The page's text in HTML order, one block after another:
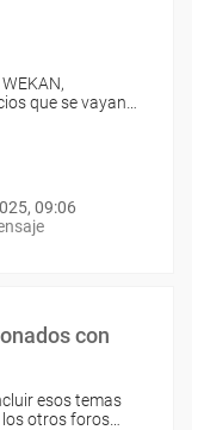
que se vayan…
09:06
con
esos temas
otros foros…